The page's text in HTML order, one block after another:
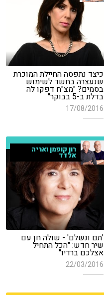
כיצד נתפסה החיילת המוכרת
שנעצרה בחשד לשימוש
בסמים? "מצ"ח דפקו לה
בדלת ב-5 בבוקר"
17/08/2016
רון קופמן ואריה
אלדד
'תם ונשלם' - שולה חן עם
שיר חדש: "הכל התחיל
אצלכם ברדיו"
22/03/2016